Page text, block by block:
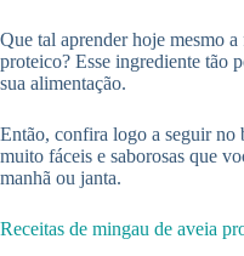
Que tal aprender hoje mesmo
proteico? Esse ingrediente tão
sua alimentação.
Então, confira logo a seguir no
muito fáceis e saborosas que
manhã ou janta.
Receitas de mingau de aveia